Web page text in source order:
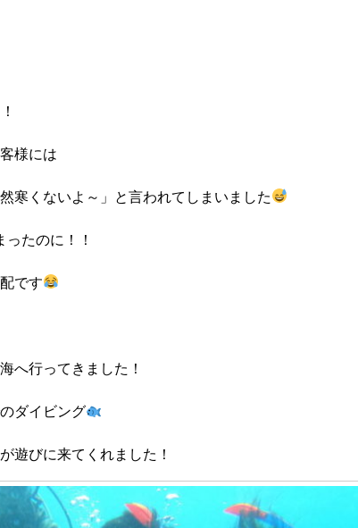
様には
寒くないよ～」と言われてしまいました
たのに！！
です
へ行ってきました！
ダイビング
遊びに来てくれました！